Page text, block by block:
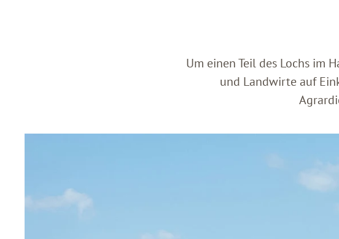
Um einen Teil des Lochs im
und Landwirte auf